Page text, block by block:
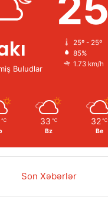
Buludlar
25º - 25º
85%
1.73 km/h
℃ 33 ℃
Bz
32 ℃
Be
Son Xəbərlər